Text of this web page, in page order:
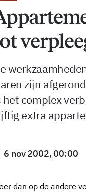
zijn
het complex
extra
6 nov 2002, 00:00
dan op de andere